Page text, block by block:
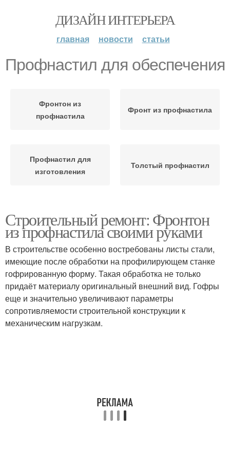
ДИЗАЙН ИНТЕРЬЕРА
главная новости статьи
Профнастил для обеспечения
Фронтон из
профнастила
Фронт из профнастила
Профнастил для
изготовления
Толстый профнастил
Строительный ремонт: Фронтон
из профнастила своими руками
В строительстве особенно востребованы листы стали,
имеющие после обработки на профилирующем станке
гофрированную форму. Такая обработка не только
придаёт материалу оригинальный внешний вид. Гофры
еще и значительно увеличивают параметры
сопротивляемости строительной конструкции к
механическим нагрузкам.